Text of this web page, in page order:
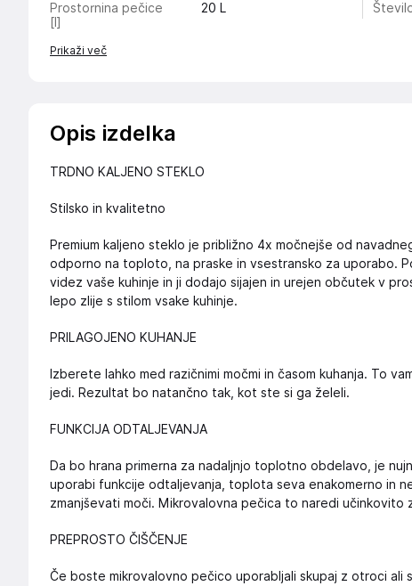
Prostornina pečice
[l]
20 L
Prikaži več
Opis izdelka
TRDNO KALJENO STEKLO
Stilsko in kvalitetno
Premium kaljeno steklo je približno 4x močnejše od
odporno na toploto, na praske in vsestransko za uporabo.
videz vaše kuhinje in ji dodajo sijajen in urejen občutek v
lepo zlije s stilom vsake kuhinje.
PRILAGOJENO KUHANJE
Izberete lahko med razičnimi močmi in časom kuhanja. To
jedi. Rezultat bo natančno tak, kot ste si ga želeli.
FUNKCIJA ODTALJEVANJA
Da bo hrana primerna za nadaljnjo toplotno obdelavo, je
uporabi funkcije odtaljevanja, toplota seva enakomerno in
zmanjševati moči. Mikrovalovna pečica to naredi učinkovito
PREPROSTO ČIŠČENJE
Če boste mikrovalovno pečico uporabljali skupaj z otroci ali